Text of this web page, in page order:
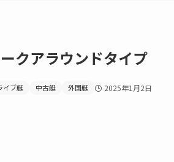
クアラウンドタイプ
イブ艇 中古艇 外国艇 2025年1月2日